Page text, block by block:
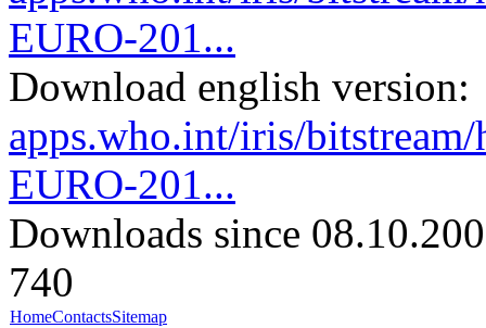
EURO-201...
Download english version:
apps.who.int/iris/
EURO-201...
Downloads since
740
HomeContactsSitemap